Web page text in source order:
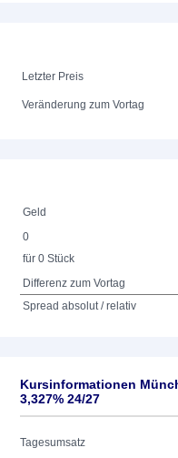
Letzter Preis
Veränderung zum Vortag
Geld
0
für 0 Stück
Differenz zum Vortag
Spread absolut / relativ
Kursinformationen
3,327% 24/27
Tagesumsatz